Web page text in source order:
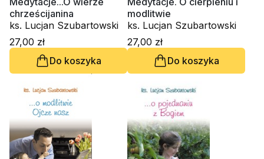
chrześcijanina
ks. Lucjan Szubartowski
27,00 zł
Do koszyka
modlitwie
ks. Lucjan Szubartowski
27,00 zł
Do koszyka